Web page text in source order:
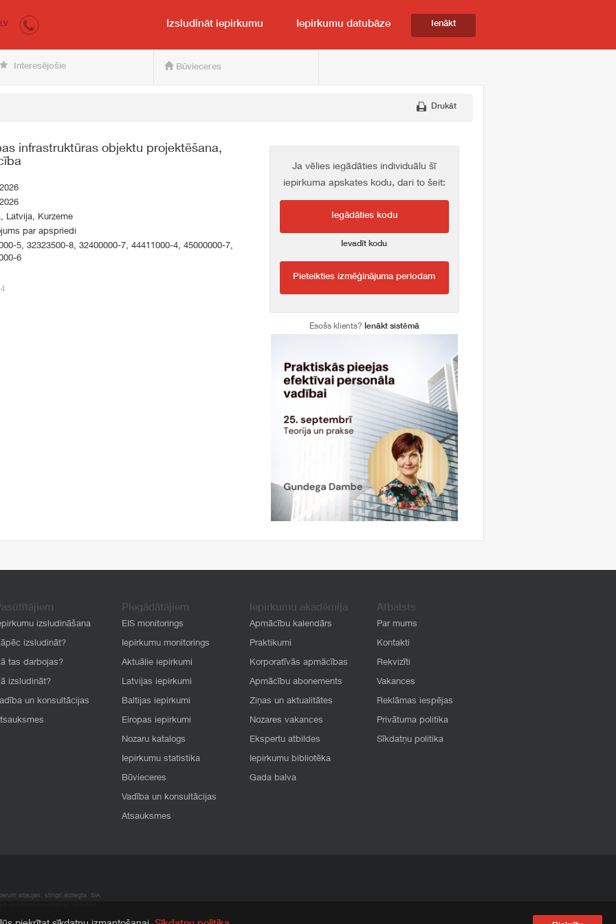
pircējam un pārdevējam
LV Izsludināt iepirkumu Iepirkumu datubāze Ienākt
Interesējošie Būvieceres
Drukāt
infrastruktūras objektu projektēšana,
Latvija, Kurzeme
par apspriedi
5, 32323500-8, 32400000-7, 44411000-4, 45000000-7,
6
Ja vēlies iegādāties individuālu šī
iepirkuma apskates kodu, dari to šeit:
Iegādāties kodu
Ievadīt kodu
Pieteikties izmēģinājuma periodam
Esošs klients? Ienākt sistēmā
izsludināšana
izsludināt?
tas darbojas?
izsludināt?
un konsultācijas
Piegādātājiem
EIS monitorings
Iepirkumu monitorings
Aktuālie iepirkumi
Latvijas iepirkumi
Baltijas iepirkumi
Eiropas iepirkumi
Nozaru katalogs
Iepirkumu statistika
Būvieceres
Vadība un konsultācijas
Atsauksmes
Iepirkumu akadēmija
Apmācību kalendārs
Praktikumi
Korporatīvās apmācības
Apmācību abonements
Ziņas un aktualitātes
Nozares vakances
Ekspertu atbildes
Iepirkumu bibliotēka
Gada balva
Atbalsts
Par mums
Kontakti
Rekvizīti
Vakances
Reklāmas iespējas
Privātuma politika
Sīkdatņu politika
atļaujas, stingri aizliegta. SIA